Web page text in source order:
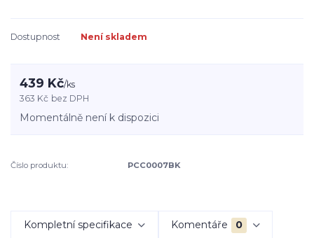
Dostupnost Není skladem
439 Kč/ks
363 Kč bez DPH
Momentálně není k dispozici
Číslo produktu: PCC0007BK
Kompletní specifikace Komentáře 0